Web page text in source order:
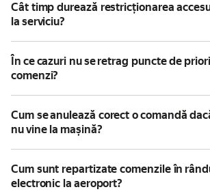
Cât timp durează restricționarea
la serviciu?
În ce cazuri nu se retrag puncte de
comenzi?
Cum se anulează corect o comandă
nu vine la mașină?
Cum sunt repartizate comenzile în
electronic la aeroport?